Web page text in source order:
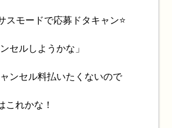
スモードで応募ドタキャン⭐️
セルしようかな」
ンセル料払いたくないので
これかな！